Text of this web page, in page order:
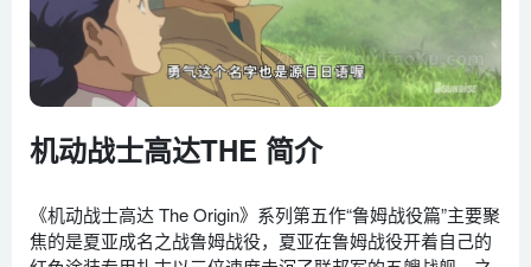
机动战士高达THE 简介
《机动战士高达 The Origin》系列第五作“鲁姆战役篇”主要聚
焦的是夏亚成名之战鲁姆战役，夏亚在鲁姆战役开着自己的